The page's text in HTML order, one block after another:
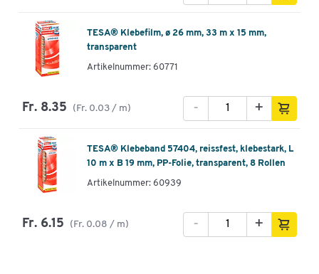
TESA® Klebefilm, ø 26 mm, 33 m x 15 mm,
transparent
Artikelnummer: 60771
Fr. 8.35 (Fr. 0.03 / m) +
-
TESA® Klebeband 57404, reissfest, klebestark, L
10 m x B 19 mm, PP-Folie, transparent, 8 Rollen
Artikelnummer: 60939
Fr. 6.15 (Fr. 0.08 / m) +
-